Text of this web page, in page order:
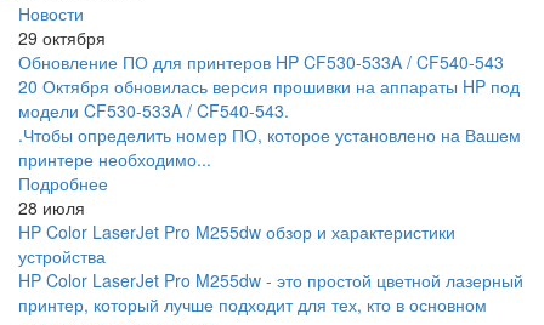
Новости
29 октября
Обновление ПО для принтеров HP CF530-533A / CF540-543
20 Октября обновилась версия прошивки на аппараты HP под
модели CF530-533A / CF540-543.
.Чтобы определить номер ПО, которое установлено на Вашем
принтере необходимо...
Подробнее
28 июля
HP Color LaserJet Pro M255dw обзор и характеристики
устройства
HP Color LaserJet Pro M255dw - это простой цветной лазерный
принтер, который лучше подходит для тех, кто в основном